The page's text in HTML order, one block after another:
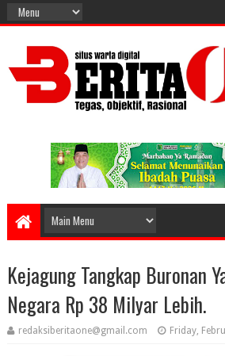
Kejagung Tangkap Buronan
Negara Rp 38 Milyar Lebih.
redaksiberitaone@gmail.com Friday,